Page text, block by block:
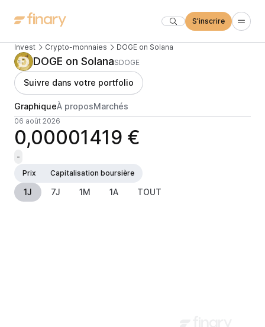
S'inscrire
Invest Crypto-monnaies DOGE on Solana
DOGE on SolanaSDOGE
Suivre dans votre portfolio
GraphiqueÀ proposMarchés
06 août 2026
0,00001419 €
-
Prix
Capitalisation boursière
1J 7J 1M 1A TOUT